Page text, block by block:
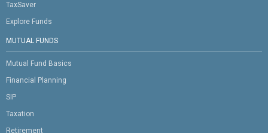
TaxSaver
Explore Funds
MUTUAL FUNDS
Mutual Fund Basics
Financial Planning
SIP
Taxation
Retirement